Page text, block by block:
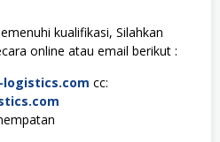
kualifikasi, Silahkan
online atau email berikut :
cc: